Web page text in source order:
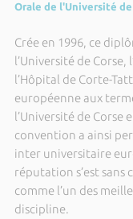
Orale de l'Université de
Crée en 1996, ce
l’Université de
l’Hôpital de Corte-
européenne aux
l’Université de Corse
convention a ainsi
inter universitaire
réputation s’est sans
comme l’un des
discipline.